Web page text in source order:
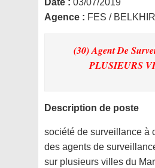
Date : 03/07/2019
Agence : FES / BELKHIR
(30) Agent De
PLUSIEURS
Description de poste
société de surveillance à
des agents de
sur plusieurs villes du